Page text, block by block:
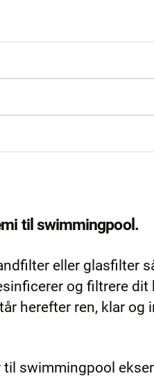
til swimmingpool.
eller glasfilter
og filtrere
herefter ren, klar og
swimmingpool